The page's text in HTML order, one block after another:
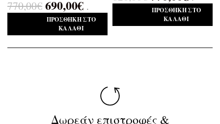
770,00€ 690,00€ .
ΠΡΟΣΘΉΚΗ ΣΤΟ
ΚΑΛΆΘΙ
ΠΡΟΣΘΉΚΗ ΣΤΟ
ΚΑΛΆΘΙ
Δωρεάν επιστροφές &